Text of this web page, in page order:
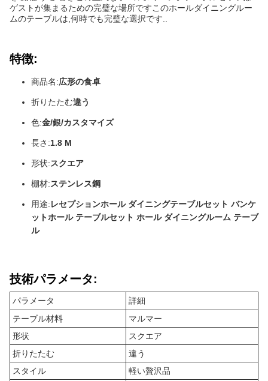
ゲストが集まるための完璧な場所ですこのホールダイニングルー
ムのテーブルは,何時でも完璧な選択です..
特徴:
商品名:広形の食卓
折りたたむ違う
色:金/銀/カスタマイズ
長さ:1.8 M
形状:スクエア
棚材:ステンレス鋼
用途:レセプションホール ダイニングテーブルセット バンケ
ットホール テーブルセット ホール ダイニングルーム テーブ
ル
技術パラメータ:
パラメータ
詳細
テーブル材料
マルマー
形状
スクエア
折りたたむ
違う
スタイル
軽い贅沢品